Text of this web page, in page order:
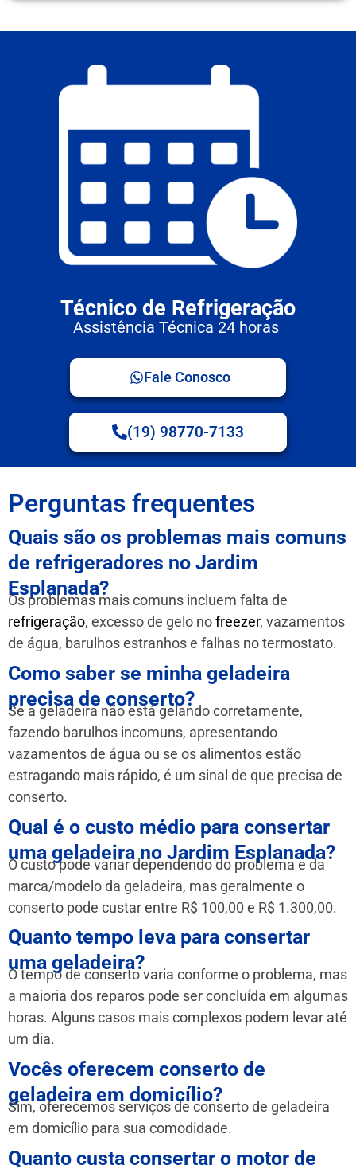
Técnico de Refrigeração
Assistência Técnica 24 horas
Fale Conosco
(19) 98770-7133
Perguntas frequentes
Quais são os problemas mais comuns
de refrigeradores no Jardim
Esplanada?
Os problemas mais comuns incluem falta de
refrigeração, excesso de gelo nofreezer, vazamentos
de água, barulhos estranhos e falhas no termostato.
Como saber se minha geladeira
precisa de conserto?
Se a geladeira não está gelando corretamente,
fazendo barulhos incomuns, apresentando
vazamentos de água ou se os alimentos estão
estragando mais rápido, é um sinal de que precisa de
conserto.
Qual é o custo médio para consertar
uma geladeira no Jardim Esplanada?
O custo pode variar dependendo do problema e da
marca/modelo da geladeira, mas geralmente o
conserto pode custar entre R$ 100,00 e R$ 1.300,00.
Quanto tempo leva para consertar
uma geladeira?
O tempo de conserto varia conforme o problema, mas
a maioria dos reparos pode ser concluída em algumas
horas. Alguns casos mais complexos podem levar até
um dia.
Vocês oferecem conserto de
geladeira em domicílio?
Sim, oferecemos serviços de conserto de geladeira
em domicílio para sua comodidade.
Quanto custa consertar o motor de